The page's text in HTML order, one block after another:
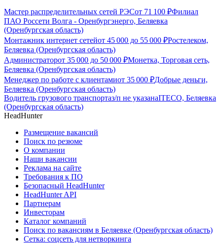
Мастер распределительных сетей РЭСот 71 100 ₽Филиал
ПАО Россети Волга - Оренбургэнерго, Беляевка
(Оренбургская область)
Монтажник интернет сетейот 45 000 до 55 000 ₽Ростелеком,
Беляевка (Оренбургская область)
Администраторот 35 000 до 50 000 ₽Монетка, Торговая сеть,
Беляевка (Оренбургская область)
Менеджер по работе с клиентамиот 35 000 ₽Добрые деньги,
Беляевка (Оренбургская область)
Водитель грузового транспортаз/п не указанаITECO, Беляевка
(Оренбургская область)
HeadHunter
Размещение вакансий
Поиск по резюме
О компании
Наши вакансии
Реклама на сайте
Требования к ПО
Безопасный HeadHunter
HeadHunter API
Партнерам
Инвесторам
Каталог компаний
Поиск по вакансиям в Беляевке (Оренбургская область)
Сетка: соцсеть для нетворкинга